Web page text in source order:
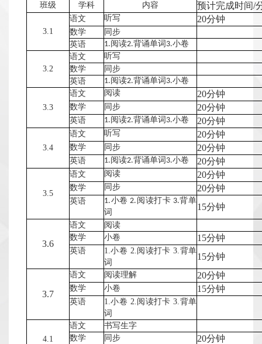
国际部
名师团队 课程设置
餐饮服务 校车服务 硬件设施 校园安全
升学路径
班级 学科 内容 预计完成时间/
3.1
语文 听写 20分钟
数学
同步
英语
1.阅读2.背诵单词3.小卷
3.2
语文
听写
数学
同步
英语
1.阅读2.背诵单词3.小卷
3.3
语文 阅读 20分钟
数学 同步 20分钟
英语 1.阅读2.背诵单词3.小卷 20分钟
3.4
语文 听写 20分钟
数学 同步 20分钟
英语 1.阅读2.背诵单词3.小卷 20分钟
3.5
语文 阅读 20分钟
数学 同步 20分钟
英语
1.小卷 2.阅读打卡 3.背单
词
15分钟
3.6
语文
阅读
数学
小卷 15分钟
英语
1.小卷 2.阅读打卡 3.背单
词
15分钟
3.7
语文 阅读理解 20分钟
数学 小卷 15分钟
英语
1.小卷 2.阅读打卡 3.背单
词
4.1
语文
书写生字
数学
同步 20分钟